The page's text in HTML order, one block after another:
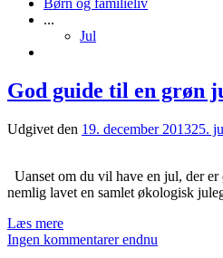
...
Jul
God guide til en grøn
Udgivet den 19. december 201325.
Uanset om du vil have en jul, der
nemlig lavet en samlet økologisk
Læs mere
Ingen kommentarer endnu